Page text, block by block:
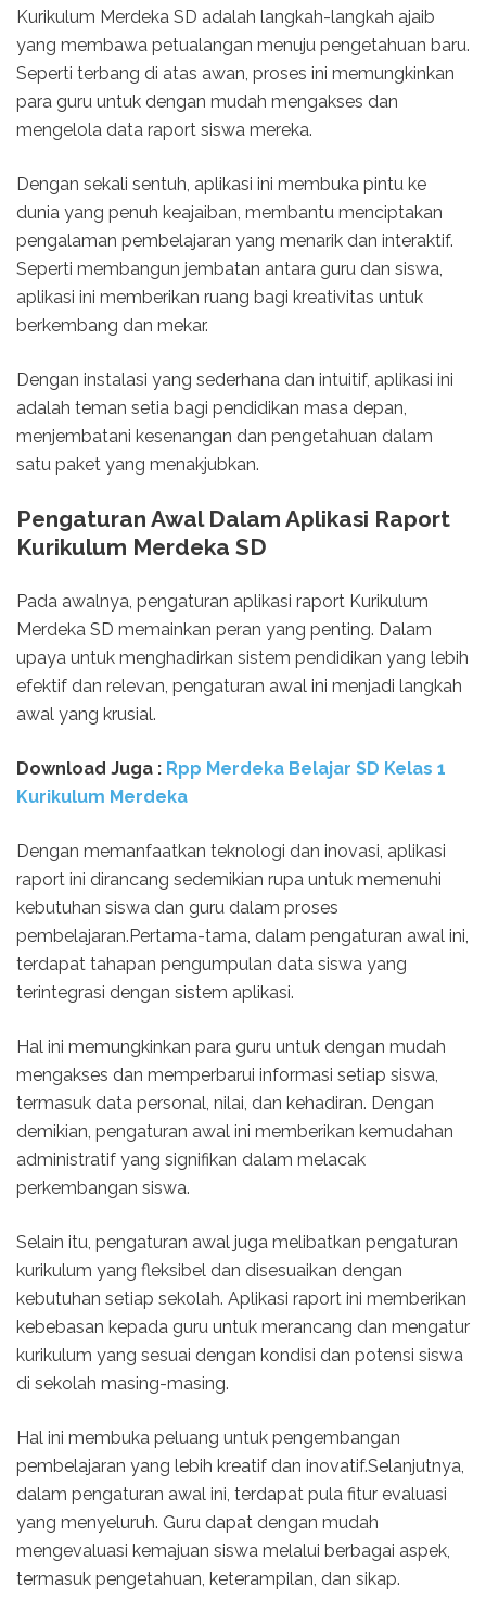
Kurikulum Merdeka SD adalah langkah-langkah ajaib
yang membawa petualangan menuju pengetahuan baru.
Seperti terbang di atas awan, proses ini memungkinkan
para guru untuk dengan mudah mengakses dan
mengelola data raport siswa mereka.
Dengan sekali sentuh, aplikasi ini membuka pintu ke
dunia yang penuh keajaiban, membantu menciptakan
pengalaman pembelajaran yang menarik dan interaktif.
Seperti membangun jembatan antara guru dan siswa,
aplikasi ini memberikan ruang bagi kreativitas untuk
berkembang dan mekar.
Dengan instalasi yang sederhana dan intuitif, aplikasi ini
adalah teman setia bagi pendidikan masa depan,
menjembatani kesenangan dan pengetahuan dalam
satu paket yang menakjubkan.
Pengaturan Awal Dalam Aplikasi Raport
Kurikulum Merdeka SD
Pada awalnya, pengaturan aplikasi raport Kurikulum
Merdeka SD memainkan peran yang penting. Dalam
upaya untuk menghadirkan sistem pendidikan yang lebih
efektif dan relevan, pengaturan awal ini menjadi langkah
awal yang krusial.
Download Juga : Rpp Merdeka Belajar SD Kelas 1
Kurikulum Merdeka
Dengan memanfaatkan teknologi dan inovasi, aplikasi
raport ini dirancang sedemikian rupa untuk memenuhi
kebutuhan siswa dan guru dalam proses
pembelajaran.Pertama-tama, dalam pengaturan awal ini,
terdapat tahapan pengumpulan data siswa yang
terintegrasi dengan sistem aplikasi.
Hal ini memungkinkan para guru untuk dengan mudah
mengakses dan memperbarui informasi setiap siswa,
termasuk data personal, nilai, dan kehadiran. Dengan
demikian, pengaturan awal ini memberikan kemudahan
administratif yang signifikan dalam melacak
perkembangan siswa.
Selain itu, pengaturan awal juga melibatkan pengaturan
kurikulum yang fleksibel dan disesuaikan dengan
kebutuhan setiap sekolah. Aplikasi raport ini memberikan
kebebasan kepada guru untuk merancang dan mengatur
kurikulum yang sesuai dengan kondisi dan potensi siswa
di sekolah masing-masing.
Hal ini membuka peluang untuk pengembangan
pembelajaran yang lebih kreatif dan inovatif.Selanjutnya,
dalam pengaturan awal ini, terdapat pula fitur evaluasi
yang menyeluruh. Guru dapat dengan mudah
mengevaluasi kemajuan siswa melalui berbagai aspek,
termasuk pengetahuan, keterampilan, dan sikap.